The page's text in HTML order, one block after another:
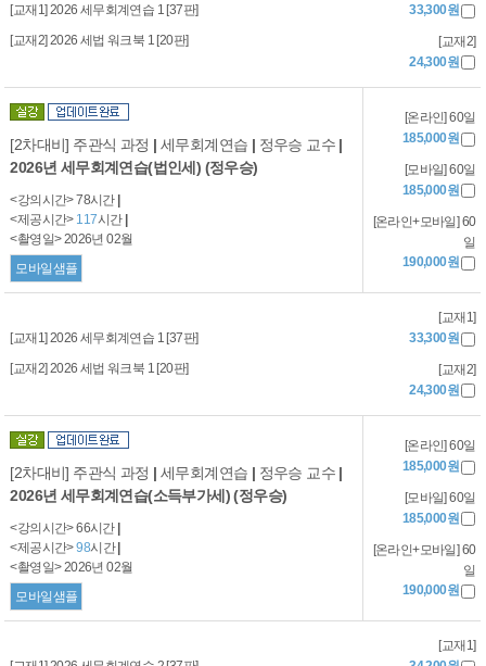
[교재1] 2026 세무회계연습 1 [37판]
[교재2] 2026 세법 워크북 1 [20판]
33,300원
[교재2]
24,300원
[2차대비] 주관식 과정 | 세무회계연습 | 정우승 교수 |
2026년 세무회계연습(법인세) (정우승)
<강의시간> 78시간 |
<제공시간> 117시간 |
<촬영일> 2026년 02월
모바일샘플
[온라인] 60일
185,000원
[모바일] 60일
185,000원
[온라인+모바일] 60
일
190,000원
[교재1] 2026 세무회계연습 1 [37판]
[교재2] 2026 세법 워크북 1 [20판]
[교재1]
33,300원
[교재2]
24,300원
[2차대비] 주관식 과정 | 세무회계연습 | 정우승 교수 |
2026년 세무회계연습(소득부가세) (정우승)
<강의시간> 66시간 |
<제공시간>98시간|
<촬영일> 2026년 02월
모바일샘플
[온라인] 60일
185,000원
[모바일] 60일
185,000원
[온라인+모바일] 60
일
190,000원
[교재1]